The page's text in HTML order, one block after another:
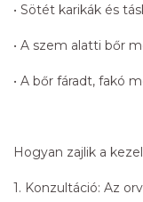
• Sötét karikák és
• A szem alatti bőr
• A bőr fáradt, fakó
Hogyan zajlik a
1. Konzultáció: Az